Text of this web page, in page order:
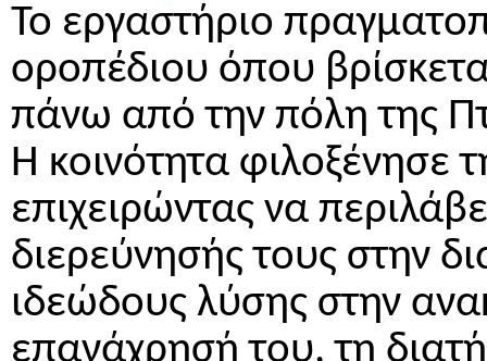
Το εργαστήριο
οροπέδιου όπου
πάνω από την πόλη της
Η κοινότητα φιλοξένησε
επιχειρώντας να
διερεύνησής τους στην
ιδεώδους λύσης στην
επανάχρησή του, τη